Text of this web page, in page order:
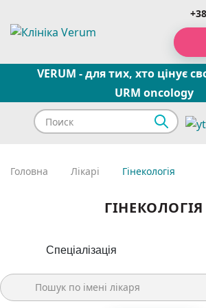
VERUM - для тих, хто цінує
URM oncology
Головна Лікарі Гінекологія
ГІНЕКОЛОГІЯ
Спеціалізація